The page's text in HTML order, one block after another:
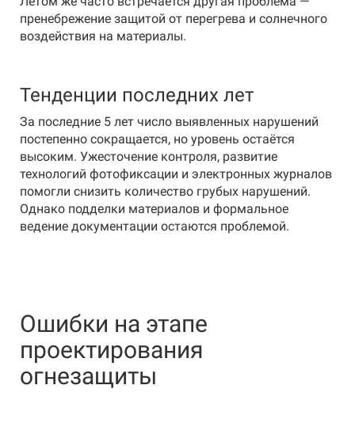
пренебрежение защитой от перегрева и солнечного
воздействия на материалы.
Тенденции последних лет
За последние 5 лет число выявленных нарушений
постепенно сокращается, но уровень остаётся
высоким. Ужесточение контроля, развитие
технологий фотофиксации и электронных журналов
помогли снизить количество грубых нарушений.
Однако подделки материалов и формальное
ведение документации остаются проблемой.
Ошибки на этапе
проектирования
огнезащиты